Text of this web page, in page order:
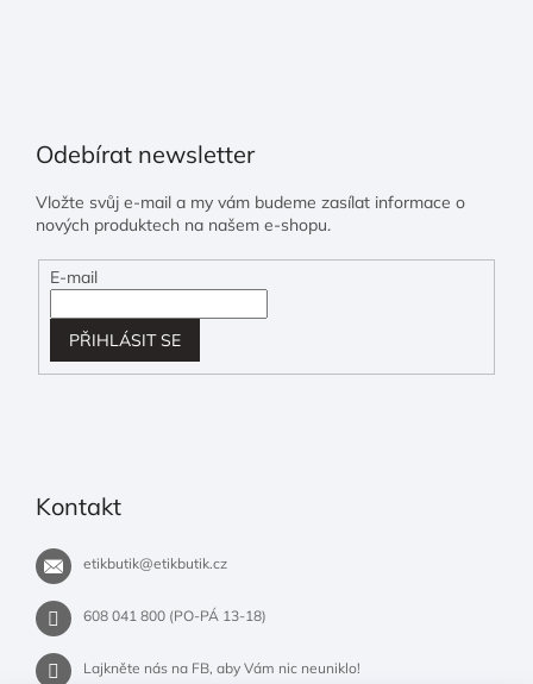
Odebírat newsletter
Vložte svůj e-mail a my vám budeme zasílat informace o
nových produktech na našem e-shopu.
E-mail
PŘIHLÁSIT SE
Kontakt
etikbutik@etikbutik.cz
608 041 800 (PO-PÁ 13-18)
Lajkněte nás na FB, aby Vám nic neuniklo!